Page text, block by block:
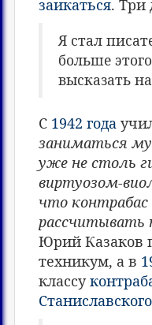
заикаться. Три
Я стал
больше
высказать
С 1942 года
заниматься
уже не столь
виртуозом-
что
рассчитывать
Юрий Казаков
техникум, а в
классу